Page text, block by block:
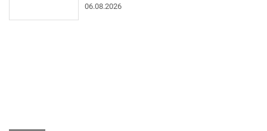
06.08.2026